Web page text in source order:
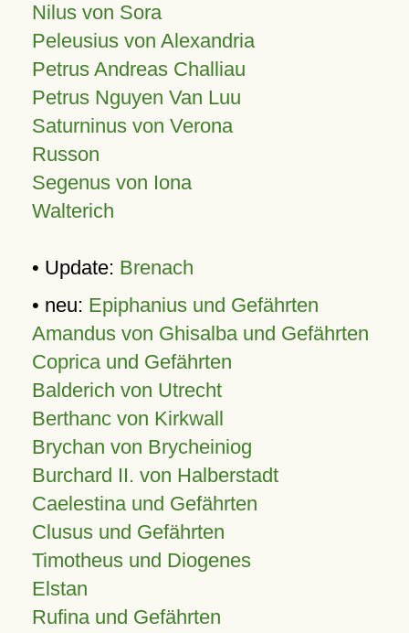
Nilus von Sora
Peleusius von Alexandria
Petrus Andreas Challiau
Petrus Nguyen Van Luu
Saturninus von Verona
Russon
Segenus von Iona
Walterich
• Update: Brenach
• neu: Epiphanius und Gefährten
Amandus von Ghisalba und Gefährten
Coprica und Gefährten
Balderich von Utrecht
Berthanc von Kirkwall
Brychan von Brycheiniog
Burchard II. von Halberstadt
Caelestina und Gefährten
Clusus und Gefährten
Timotheus und Diogenes
Elstan
Rufina und Gefährten